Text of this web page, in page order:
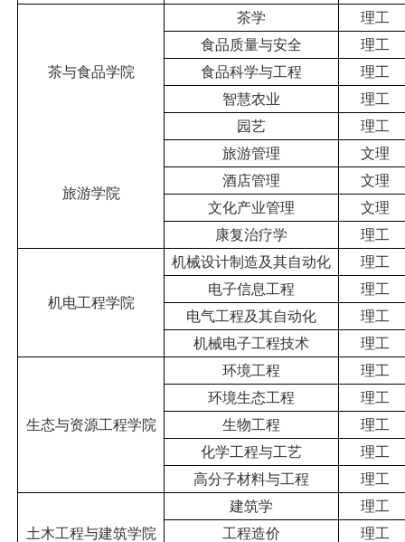
茶与食品学院
茶学
理工
食品质量与安全
理工
食品科学与工程
理工
智慧农业
理工
园艺
理工
旅游学院
旅游管理
文理
酒店管理
文理
文化产业管理
文理
康复治疗学
理工
机电工程学院
机械设计制造及其自动化
理工
电子信息工程
理工
电气工程及其自动化
理工
机械电子工程技术 理工
生态与资源工程学院
环境工程
理工
环境生态工程
理工
生物工程
理工
化学工程与工艺
理工
高分子材料与工程
理工
土木工程与建筑学院
建筑学
理工
工程造价
理工